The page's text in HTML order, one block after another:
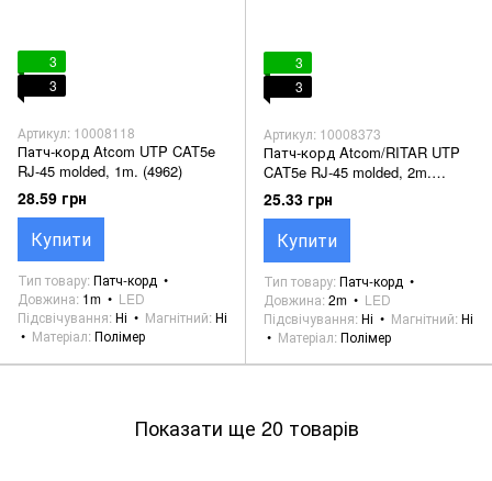
3
3
Артикул: 10008118
Патч-корд Atcom UTP CAT5e
RJ-45 molded, 1m. (4962)
28.59 грн
Купити
Тип товару Патч-корд
Довжина 1m
LED
Підсвічування Ні Магнітний Ні
Матеріал Полімер
3
3
Артикул: 10008373
Патч-корд Atcom/RITAR UTP
CAT5e RJ-45 molded, 2m.
(4963) (01130)
25.33 грн
Купити
Тип товару Патч-корд
Довжина 2m
LED
Підсвічування Ні Магнітний Ні
Матеріал Полімер
Показати ще 20 товарів